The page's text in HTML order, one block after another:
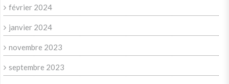
février 2024
janvier 2024
novembre 2023
septembre 2023